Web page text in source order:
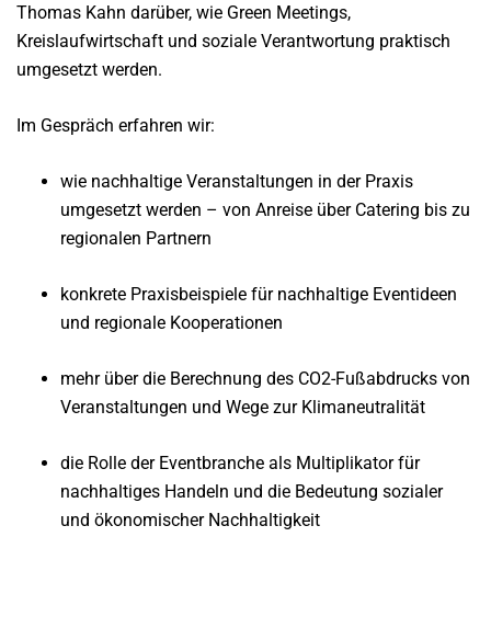
Thomas Kahn darüber, wie Green Meetings,
Kreislaufwirtschaft und soziale Verantwortung praktisch
umgesetzt werden.
Im Gespräch erfahren wir:
wie nachhaltige Veranstaltungen in der Praxis
umgesetzt werden – von Anreise über Catering bis zu
regionalen Partnern
konkrete Praxisbeispiele für nachhaltige Eventideen
und regionale Kooperationen
mehr über die Berechnung des CO2-Fußabdrucks von
Veranstaltungen und Wege zur Klimaneutralität
die Rolle der Eventbranche als Multiplikator für
nachhaltiges Handeln und die Bedeutung sozialer
und ökonomischer Nachhaltigkeit